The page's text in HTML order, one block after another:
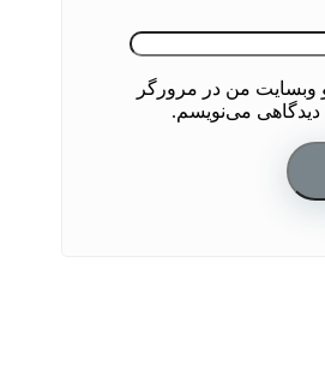
و وبسایت من در مرورگر
دیدگاهی می‌نویسم.